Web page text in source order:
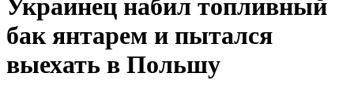
Украинец набил топливный
бак янтарем и пытался
выехать в Польшу